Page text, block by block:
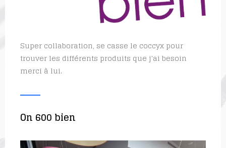
collaboration, se casse le coccyx pour
les différents produits que j'ai besoin
à lui.
bien